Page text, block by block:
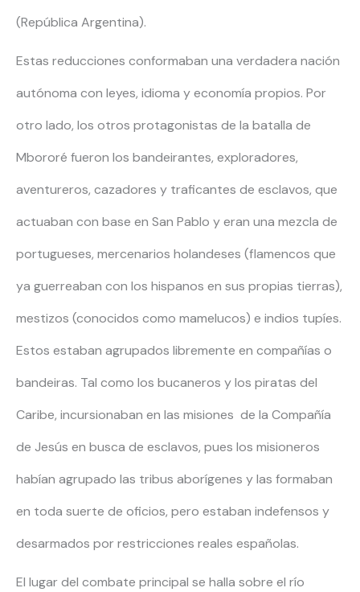
(República Argentina).
Estas reducciones conformaban una verdadera nación
autónoma con leyes, idioma y economía propios. Por
otro lado, los otros protagonistas de la batalla de
Mbororé fueron los bandeirantes, exploradores,
aventureros, cazadores y traficantes de esclavos, que
actuaban con base en San Pablo y eran una mezcla de
portugueses, mercenarios holandeses (flamencos que
ya guerreaban con los hispanos en sus propias tierras),
mestizos (conocidos como mamelucos) e indios tupíes.
Estos estaban agrupados libremente en compañías o
bandeiras. Tal como los bucaneros y los piratas del
Caribe, incursionaban en las misiones de la Compañía
de Jesús en busca de esclavos, pues los misioneros
habían agrupado las tribus aborígenes y las formaban
en toda suerte de oficios, pero estaban indefensos y
desarmados por restricciones reales españolas.
El lugar del combate principal se halla sobre el río